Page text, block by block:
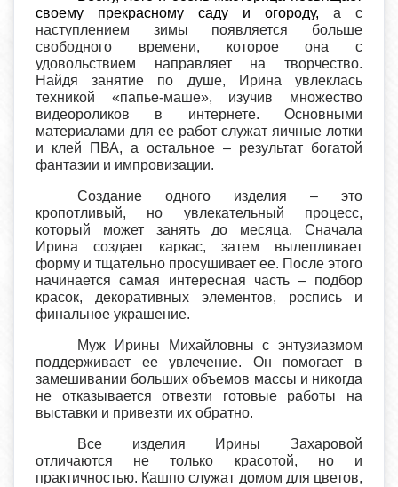
своему прекрасному саду и огороду, а с
наступлением зимы появляется больше
свободного времени, которое она с
удовольствием направляет на творчество.
Найдя занятие по душе, Ирина увлеклась
техникой «папье-маше», изучив множество
видеороликов в интернете. Основными
материалами для ее работ служат яичные лотки
и клей ПВА, а остальное – результат богатой
фантазии и импровизации.
Создание одного изделия – это
кропотливый, но увлекательный процесс,
который может занять до месяца. Сначала
Ирина создает каркас, затем вылепливает
форму и тщательно просушивает ее. После этого
начинается самая интересная часть – подбор
красок, декоративных элементов, роспись и
финальное украшение.
Муж Ирины Михайловны с энтузиазмом
поддерживает ее увлечение. Он помогает в
замешивании больших объемов массы и никогда
не отказывается отвезти готовые работы на
выставки и привезти их обратно.
Все изделия Ирины Захаровой
отличаются не только красотой, но и
практичностью. Кашпо служат домом для цветов,